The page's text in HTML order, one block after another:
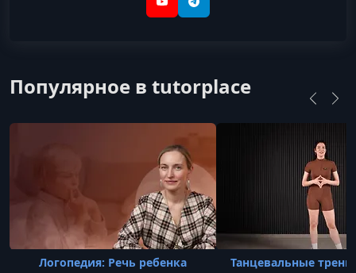
YouTubeTelegram
Популярное в tutorplace
Логопедия: Речь ребенка Танцевальные